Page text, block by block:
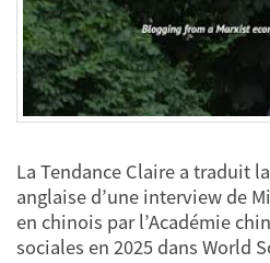
La Tendance Claire a traduit
anglaise d’une interview de
en chinois par l’Académie
sociales en 2025 dans World